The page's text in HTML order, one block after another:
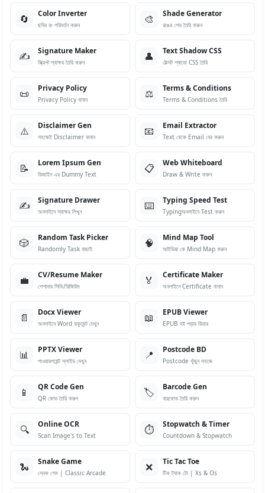
🔄 Color Inverter
ছবির রং পরিবর্তন করুন 🎨 Shade Generator
রঙের শেড তৈরি করুন
✍️ Signature Maker
স্ক্রিপ্ট স্বাক্ষর তৈরি করুন 👤 Text Shadow CSS
টেক্সট শ্যাডো CSS তৈরি
📜 Privacy Policy
Privacy Policy বানান ⚖️ Terms & Conditions
Terms & Conditions তৈরি
⚠️ Disclaimer Gen
সহজেই Disclaimer বানান 📧 Email Extractor
Text থেকে Email বের করুন
📝 Lorem Ipsum Gen
ডিজাইন এর Dummy Text 📋 Web Whiteboard
Draw & Write করুন
✍️ Signature Drawer
অনলাইনে স্বাক্ষর লিখুন ⌨️ Typing Speed Test
Typingঅনলাইনে Test করুন
🎲 Random Task Picker
Randomly Task বাছাই 🧠 Mind Map Tool
আইডিয়া কে Mind Map করুন
💼 CV/Resume Maker
পেশাদার সিভি/রিজিউম 🏅 Certificate Maker
অনলাইনে Certificate বানান
📄 Docx Viewer
অনলাইনে Word ডকুমেন্ট দেখুন 📖 EPUB Viewer
EPUB বই পড়ার রিডার
📊 PPTX Viewer
পাওয়ারপয়েন্ট স্লাইড দেখুন 📍 Postcode BD
Postcode খুঁজুন সহজে
📱 QR Code Gen
QR কোড তৈরি করুন 🏷️ Barcode Gen
বারকোড তৈরি করুন
🔍 Online OCR
Scan Image's to Text ⏱️ Stopwatch & Timer
Countdown & Stopwatch
🐍 Snake Game
স্নেক গেম | Classic Arcade ❌ Tic Tac Toe
টিক ট্যাক টো | Xs & Os